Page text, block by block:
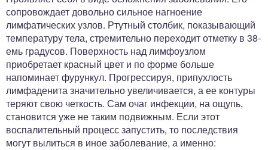
сопровождает довольно сильное нагноение
лимфатических узлов. Ртутный столбик, показывающий
температуру тела, стремительно переходит отметку в 38-
емь градусов. Поверхность над лимфоузлом
приобретает красный цвет и по форме больше
напоминает фурункул. Прогрессируя, припухлость
лимфаденита значительно увеличивается, а ее контуры
теряют свою четкость. Сам очаг инфекции, на ощупь,
становится уже не таким подвижным. Если этот
воспалительный процесс запустить, то последствия
могут вылиться в иное заболевание, а именно: